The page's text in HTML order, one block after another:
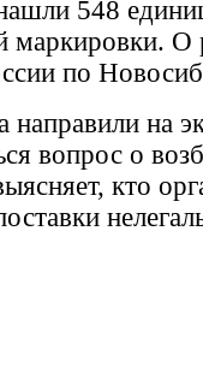
548
маркировки. О
по
на
вопрос о
кто